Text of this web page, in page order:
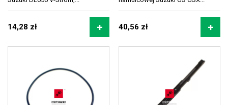
14,28 zł 40,56 zł